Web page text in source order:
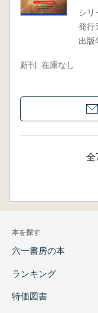
シリ
発行
出版
新刊 在庫なし
全
本を探す
六一書房の本
ランキング
特価図書